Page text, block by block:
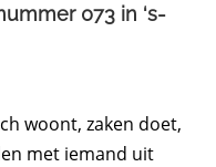
073 in ‘s-
woont, zaken doet,
met iemand uit